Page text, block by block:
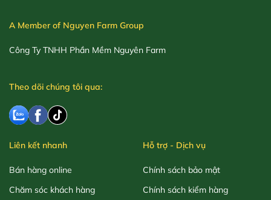
A Member of Nguyen Farm Group
Công Ty TNHH Phần Mềm Nguyên Farm
Theo dõi chúng tôi qua:
Liên kết nhanh
Bán hàng online
Chăm sóc khách hàng
Hỗ trợ - Dịch vụ
Chính sách bảo mật
Chính sách kiểm hàng